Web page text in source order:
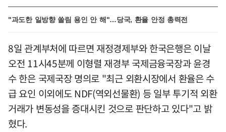
"과도한 일방향 쏠림 용인 안 해"…당국, 환율 안정 총력전
8일 관계부처에 따르면 재정경제부와 한국은행은 이날
오전 11시45분께 이형렬 재경부 국제금융국장과 윤경
수 한은 국제국장 명의로 "최근 외환시장에서 환율은 수
급 요인 이외에도 NDF(역외선물환) 등 일부 투기적 외환
거래가 변동성을 증대시킨 것으로 판단하고 있다"고 밝
혔다.